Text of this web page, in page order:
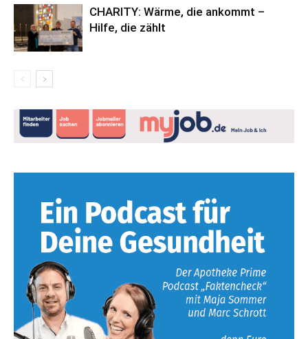
CHARITY: Wärme, die ankommt –
Hilfe, die zählt